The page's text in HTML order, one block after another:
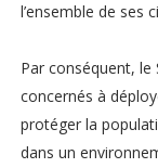
l’ensemble de ses
Par conséquent, le
concernés à
protéger la
dans un